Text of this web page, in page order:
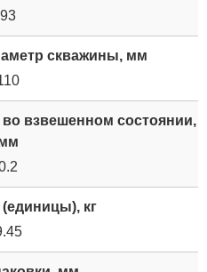
93
скважины, мм
взвешенном состоянии,
(единицы), кг